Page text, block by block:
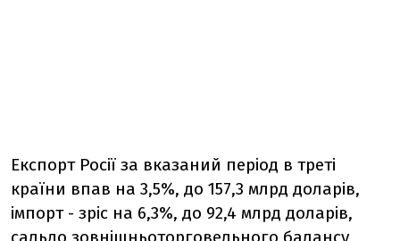
Експорт Росії за вказаний період в треті
країни впав на 3,5%, до 157,3 млрд доларів,
імпорт - зріс на 6,3%, до 92,4 млрд доларів,